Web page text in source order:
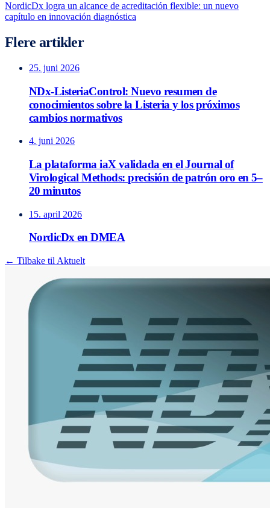
NordicDx logra un alcance de acreditación flexible: un nuevo
capítulo en innovación diagnóstica
Flere artikler
25. juni 2026
NDx-ListeriaControl: Nuevo resumen de
conocimientos sobre la Listeria y los próximos
cambios normativos
4. juni 2026
La plataforma iaX validada en el Journal of
Virological Methods: precisión de patrón oro en 5–
20 minutos
15. april 2026
NordicDx en DMEA
← Tilbake til Aktuelt